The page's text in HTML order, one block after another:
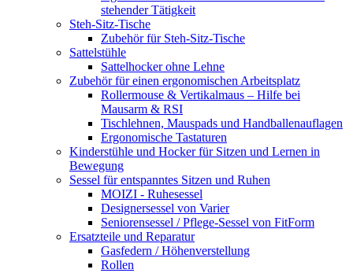
stehender Tätigkeit
Steh-Sitz-Tische
Zubehör für Steh-Sitz-Tische
Sattelstühle
Sattelhocker ohne Lehne
Zubehör für einen ergonomischen Arbeitsplatz
Rollermouse & Vertikalmaus – Hilfe bei
Mausarm & RSI
Tischlehnen, Mauspads und Handballenauflagen
Ergonomische Tastaturen
Kinderstühle und Hocker für Sitzen und Lernen in
Bewegung
Sessel für entspanntes Sitzen und Ruhen
MOIZI - Ruhesessel
Designersessel von Varier
Seniorensessel / Pflege-Sessel von FitForm
Ersatzteile und Reparatur
Gasfedern / Höhenverstellung
Rollen